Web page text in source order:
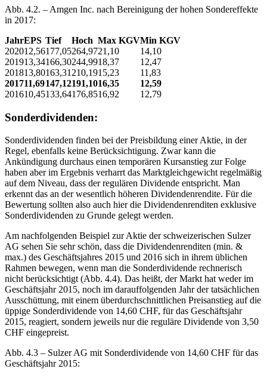
Abb. 4.2. – Amgen Inc. nach Bereinigung der hohen Sondereffekte
in 2017:
JahrEPS Tief Hoch Max KGVMin KGV
202012,56177,05264,9721,10
14,10
201913,34166,30244,9918,37
12,47
201813,80163,31 210,1915,23
11,83
201711,69147,12191,1016,35
12,59
201610,45133,64176,8516,92 12,79
Sonderdividenden:
Sonderdividenden finden bei der Preisbildung einer Aktie, in der
Regel, ebenfalls keine Berücksichtigung. Zwar kann die
Ankündigung durchaus einen temporären Kursanstieg zur Folge
haben aber im Ergebnis verharrt das Marktgleichgewicht regelmäßig
auf dem Niveau, dass der regulären Dividende entspricht. Man
erkennt das an der wesentlich höheren Dividendenrendite. Für die
Bewertung sollten also auch hier die Dividendenrenditen exklusive
Sonderdividenden zu Grunde gelegt werden.
Am nachfolgenden Beispiel zur Aktie der schweizerischen Sulzer
AG sehen Sie sehr schön, dass die Dividendenrenditen (min. &
max.) des Geschäftsjahres 2015 und 2016 sich in ihrem üblichen
Rahmen bewegen, wenn man die Sonderdividende rechnerisch
nicht berücksichtigt (Abb. 4.4). Das heißt, der Markt hat weder im
Geschäftsjahr 2015, noch im darauffolgenden Jahr der tatsächlichen
Ausschüttung, mit einem überdurchschnittlichen Preisanstieg auf die
üppige Sonderdividende von 14,60 CHF, für das Geschäftsjahr
2015, reagiert, sondern jeweils nur die reguläre Dividende von 3,50
CHF eingepreist.
Abb. 4.3 – Sulzer AG mit Sonderdividende von 14,60 CHF für das
Geschäftsjahr 2015: